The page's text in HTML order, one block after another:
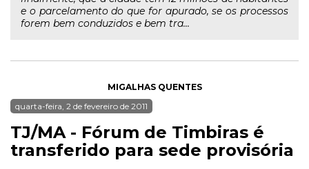
e o parcelamento do que for apurado, se os processos
forem bem conduzidos e bem tra...
MIGALHAS QUENTES
quarta-feira, 2 de fevereiro de 2011
TJ/MA - Fórum de Timbiras é
transferido para sede provisória